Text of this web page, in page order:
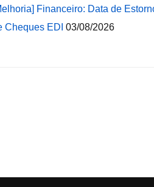
Financeiro: Data de
Cheques EDI 03/08/2026